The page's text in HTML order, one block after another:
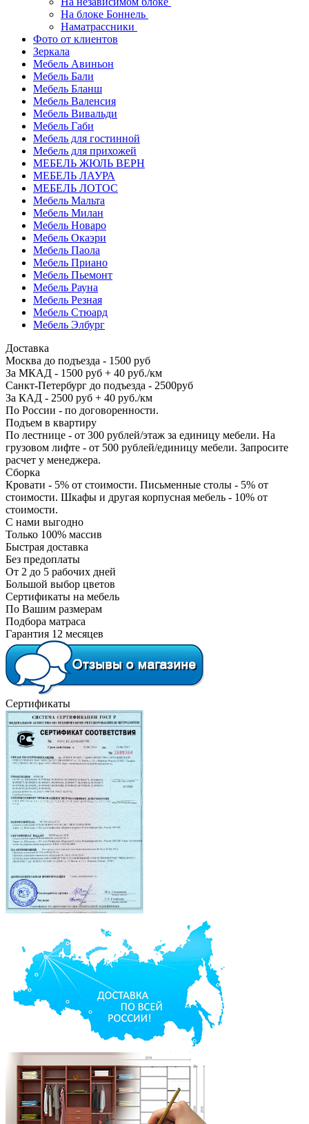
На блоке Боннель
Наматрассники
Фото от клиентов
Зеркала
Мебель Авиньон
Мебель Бали
Мебель Бланш
Мебель Валенсия
Мебель Вивальди
Мебель Габи
Мебель для гостинной
Мебель для прихожей
МЕБЕЛЬ ЖЮЛЬ ВЕРН
МЕБЕЛЬ ЛАУРА
МЕБЕЛЬ ЛОТОС
Мебель Мальта
Мебель Милан
Мебель Новаро
Мебель Окаэри
Мебель Паола
Мебель Приано
Мебель Пьемонт
Мебель Рауна
Мебель Резная
Мебель Стюард
Мебель Элбург
Доставка
Москва до подъезда - 1500 руб
За МКАД - 1500 руб + 40 руб./км
Санкт-Петербург до подъезда - 2500руб
За КАД - 2500 руб + 40 руб./км
По России - по договоренности.
Подъем в квартиру
По лестнице - от 300 рублей/этаж за единицу мебели. На
грузовом лифте - от 500 рублей/единицу мебели. Запросите
расчет у менеджера.
Сборка
Кровати - 5% от стоимости. Письменные столы - 5% от
стоимости. Шкафы и другая корпусная мебель - 10% от
стоимости.
С нами выгодно
Только 100% массив
Быстрая доставка
Без предоплаты
От 2 до 5 рабочих дней
Большой выбор цветов
Сертификаты на мебель
По Вашим размерам
Подбора матраса
Гарантия 12 месяцев
Сертификаты